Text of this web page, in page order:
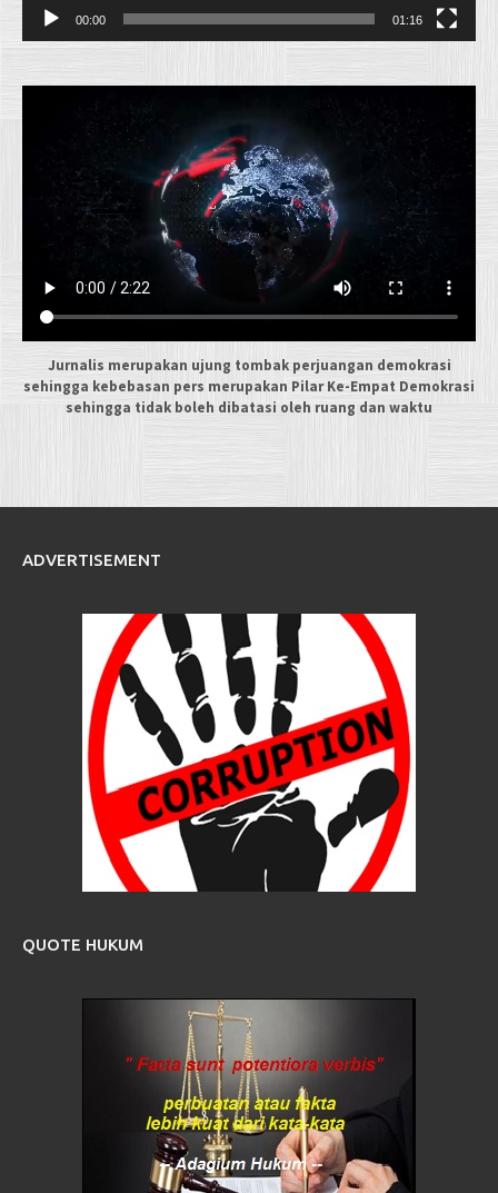
00:00 01:16
Jurnalis merupakan ujung tombak perjuangan demokrasi
sehingga kebebasan pers merupakan Pilar Ke-Empat Demokrasi
sehingga tidak boleh dibatasi oleh ruang dan waktu
ADVERTISEMENT
QUOTE HUKUM